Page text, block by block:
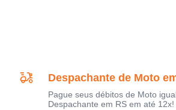
Despachante de Moto
Pague seus débitos de Moto
Despachante em RS em até 12x!